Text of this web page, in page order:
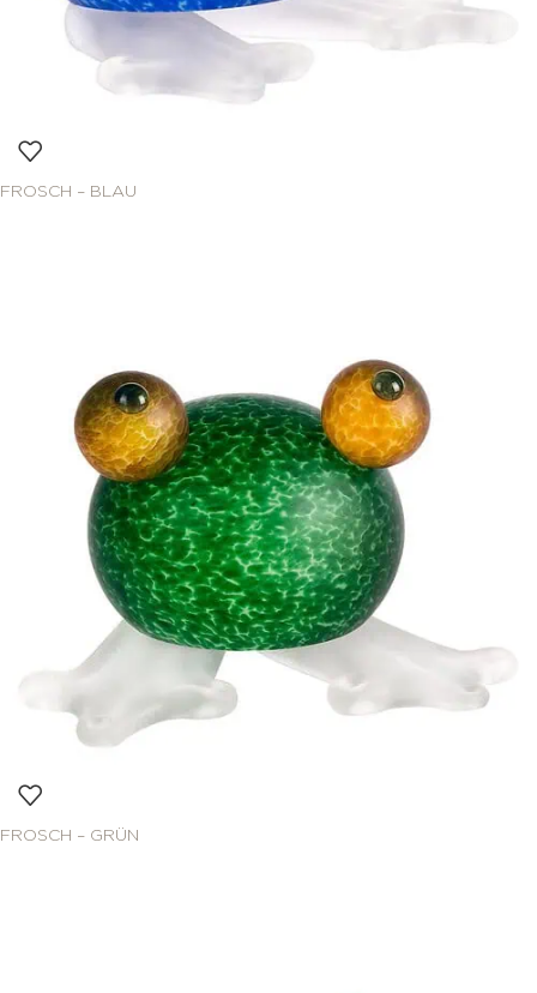
FROSCH – BLAU
FROSCH – GRÜN